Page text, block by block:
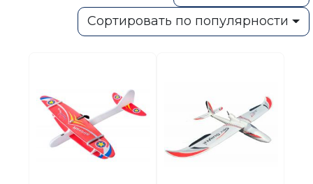
Сортировать по популярности